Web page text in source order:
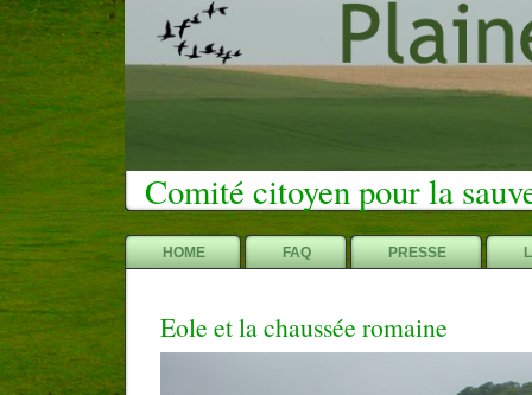
Comité citoyen pour la
HOME FAQ PRESSE
Eole et la chaussée romaine